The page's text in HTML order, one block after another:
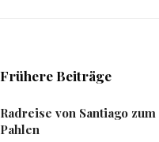
Frühere Beiträge
Radreise von Santiago
Pahlen